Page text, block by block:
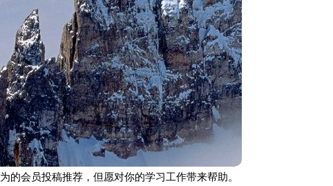
为的会员投稿推荐，但愿对你的学习工作带来帮助。